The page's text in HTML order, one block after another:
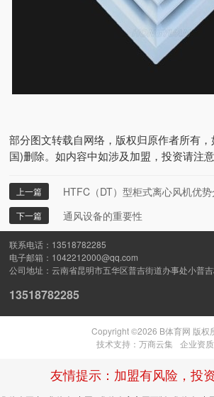
部分图文转载自网络，版权归原作者所有
国)删除。如内容中如涉及加盟，投资请注
上一篇 HTFC（DT）型柜式离心风机优势
下一篇 ​通风设备的重要性
13518782285
1042212000@qq.com
云南省昆明市五华区普吉街道办事处小普
13518782285
Copyright ©2026 B体育网 版权
技术支持： 万商云集 企业资质
友情提示：加盟有风险，投